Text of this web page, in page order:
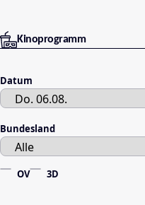
Kinoprogramm
Datum
Bundesland
OV 3D